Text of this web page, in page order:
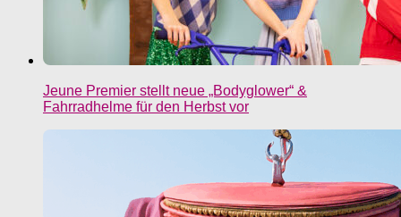
Jeune Premier stellt neue „Bodyglower“ &
Fahrradhelme für den Herbst vor